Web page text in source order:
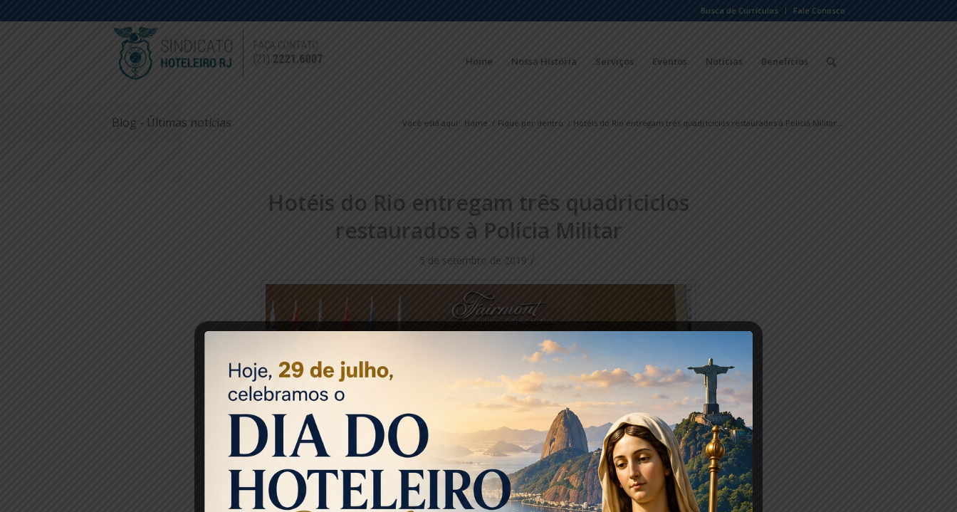
Busca de Currículos Fale Conosco
Home Nossa História Serviços Eventos Notícias Benefícios
Blog - Últimas notícias Você está aqui: Home / Fique por dentro / Hotéis do Rio entregam três quadriciclos restaurados à Polícia Militar...
Hotéis do Rio entregam três quadriciclos
restaurados à Polícia Militar
5 de setembro de 2019 /